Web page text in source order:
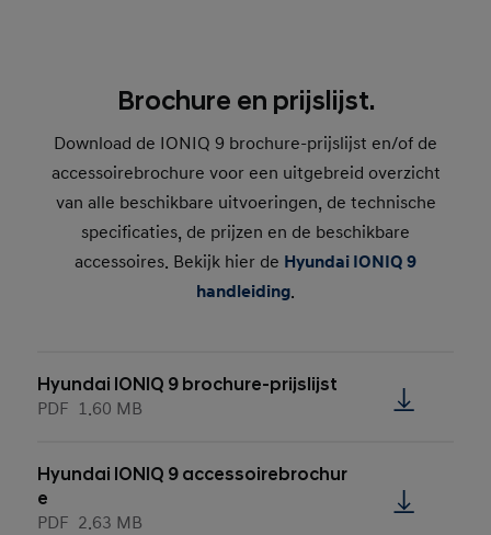
Brochure en prijslijst.
Download de IONIQ 9 brochure-prijslijst en/of de
accessoirebrochure voor een uitgebreid overzicht
van alle beschikbare uitvoeringen, de technische
specificaties, de prijzen en de beschikbare
accessoires. Bekijk hier de Hyundai IONIQ 9
handleiding.
Hyundai IONIQ 9 brochure-prijslijst
PDF 1.60 MB
Hyundai IONIQ 9 accessoirebrochur
e
PDF 2.63 MB